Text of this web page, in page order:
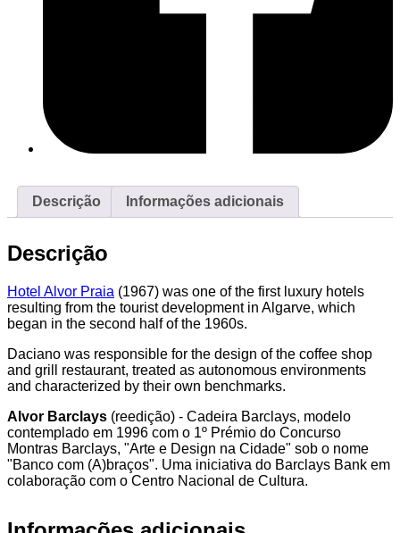
Descrição Informações adicionais
Descrição
Hotel Alvor Praia (1967) was one of the first luxury hotels
resulting from the tourist development in Algarve, which
began in the second half of the 1960s.
Daciano was responsible for the design of the coffee shop
and grill restaurant, treated as autonomous environments
and characterized by their own benchmarks.
Alvor Barclays (reedição) - Cadeira Barclays, modelo
contemplado em 1996 com o 1º Prémio do Concurso
Montras Barclays, "Arte e Design na Cidade" sob o nome
"Banco com (A)braços". Uma iniciativa do Barclays Bank em
colaboração com o Centro Nacional de Cultura.